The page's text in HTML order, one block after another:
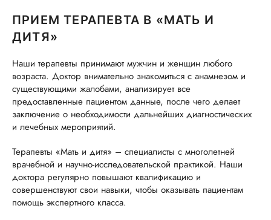
ПРИЕМ ТЕРАПЕВТА В «МАТЬ И
ДИТЯ»
Наши терапевты принимают мужчин и женщин любого
возраста. Доктор внимательно знакомиться с анамнезом и
существующими жалобами, анализирует все
предоставленные пациентом данные, после чего делает
заключение о необходимости дальнейших диагностических
и лечебных мероприятий.
Терапевты «Мать и дитя» – специалисты с многолетней
врачебной и научно-исследовательской практикой. Наши
доктора регулярно повышают квалификацию и
совершенствуют свои навыки, чтобы оказывать пациентам
помощь экспертного класса.